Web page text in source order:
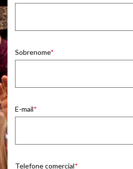
Sobrenome
E-mail
Telefone comercial